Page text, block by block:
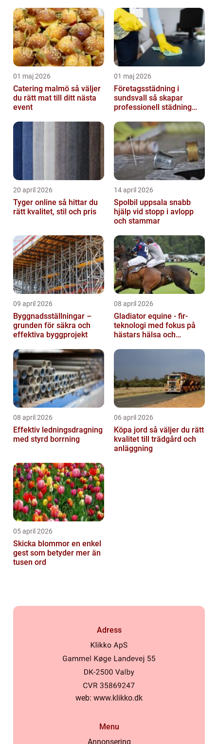
01 maj 2026
Catering malmö så väljer
du rätt mat till ditt nästa
event
01 maj 2026
Företagsstädning i
sundsvall så skapar
professionell städning
starkare varum...
20 april 2026
Tyger online så hittar du
rätt kvalitet, stil och pris
14 april 2026
Spolbil uppsala snabb
hjälp vid stopp i avlopp
och stammar
09 april 2026
Byggnadsställningar –
grunden för säkra och
effektiva byggprojekt
08 april 2026
Gladiator equine - fir-
teknologi med fokus på
hästars hälsa och
08 april 2026
Effektiv ledningsdragning
med styrd borrning
06 april 2026
Köpa jord så väljer du rätt
kvalitet till trädgård och
anläggning
05 april 2026
Skicka blommor en enkel
gest som betyder mer än
tusen ord
Adress
web: www.klikko.dk
Menu
Annonsering